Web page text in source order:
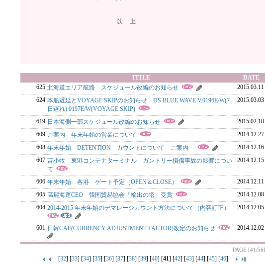
以 上
TITLE
DATE
625 北海道エリア航路 スケジュール改編のお知らせ
2015.03.11
624 本船遅延とVOYAGE SKIPのお知らせ DS BLUE WAVE V.0196E/W(7
日遅れ) 0197E/W(VOYAGE SKIP)
2015.03.03
619 日本海側一部スケジュール改編のお知らせ
2015.02.18
609 ご案内 年末年始の営業について
2014.12.27
608 年末年始 DETENTION カウントについて ご案内
2014.12.16
607 苫小牧 東港コンテナターミナル ガントリー損傷事故の影響につい
て
2014.12.15
606 年末年始 各港 ゲート予定（OPEN＆CLOSE）
2014.12.11
605 高麗海運CEO 韓国貿易協会「輸出の塔」受賞
2014.12.08
604 2014-2015 年末年始のデマレージカウント方法について（内容訂正） 2014.12.05
601 日韓CAF(CURRENCY ADJUSTMENT FACTOR)改定のお知らせ 2014.12.02
PAGE [41/56]
[32] [33] [34] [35] [36] [37] [38] [39] [40] [41] [42] [43] [44] [45] [46]